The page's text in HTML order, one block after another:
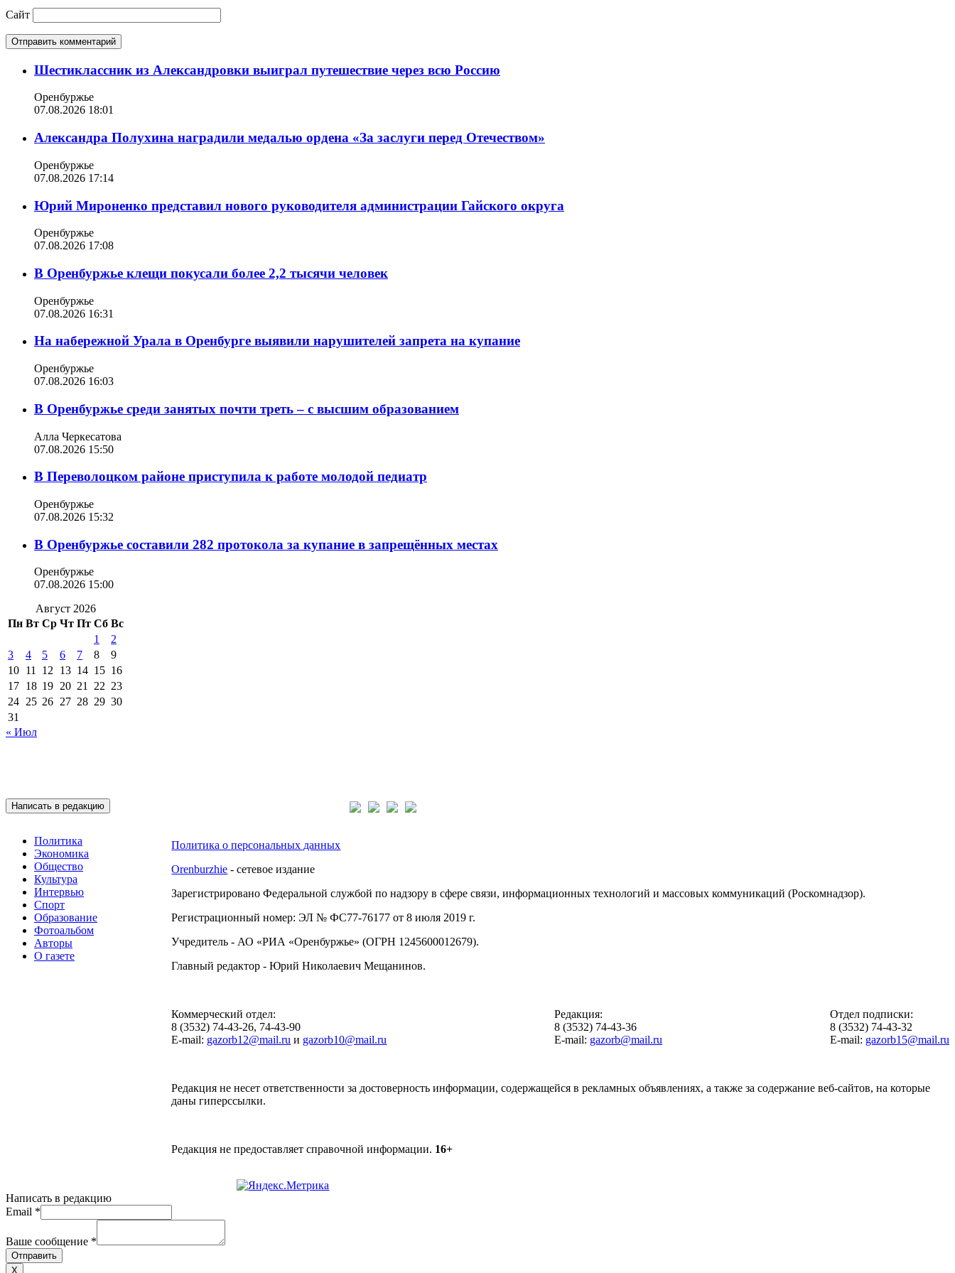
Сайт
Шестиклассник из Александровки выиграл путешествие через всю Россию
Оренбуржье
07.08.2026 18:01
Александра Полухина наградили медалью ордена «За заслуги перед Отечеством»
Оренбуржье
07.08.2026 17:14
Юрий Мироненко представил нового руководителя администрации Гайского округа
Оренбуржье
07.08.2026 17:08
В Оренбуржье клещи покусали более 2,2 тысячи человек
Оренбуржье
07.08.2026 16:31
На набережной Урала в Оренбурге выявили нарушителей запрета на купание
Оренбуржье
07.08.2026 16:03
В Оренбуржье среди занятых почти треть – с высшим образованием
Алла Черкесатова
07.08.2026 15:50
В Переволоцком районе приступила к работе молодой педиатр
Оренбуржье
07.08.2026 15:32
В Оренбуржье составили 282 протокола за купание в запрещённых местах
Оренбуржье
07.08.2026 15:00
Август 2026
Пн Вт Ср Чт Пт Сб Вс
1
2
3
4 5 6 7 8
9
10 11 12 13 14 15 16
17 18 19 20 21 22 23
24 25 26 27 28 29 30
31
« Июл
Написать в редакцию
Политика
Экономика
Общество
Культура
Интервью
Спорт
Образование
Фотоальбом
Авторы
О газете
Политика о персональных данных
Orenburzhie - сетевое издание
Зарегистрировано Федеральной службой по надзору в сфере связи, информационных технологий и массовых коммуникаций (Роскомнадзор).
Регистрационный номер: ЭЛ № ФС77-76177 от 8 июля 2019 г.
Учредитель - АО «РИА «Оренбуржье» (ОГРН 1245600012679).
Главный редактор - Юрий Николаевич Мещанинов.
Коммерческий отдел:
8 (3532) 74-43-26, 74-43-90
E-mail: gazorb12@mail.ru и gazorb10@mail.ru
Редакция:
8 (3532) 74-43-36
E-mail: gazorb@mail.ru
Отдел подписки:
8 (3532) 74-43-32
E-mail: gazorb15@mail.ru
Редакция не несет ответственности за достоверность информации, содержащейся в рекламных объявлениях, а также за содержание веб-сайтов, на которые
даны гиперссылки.
Редакция не предоставляет справочной информации. 16+
Написать в редакцию
Email *
Ваше сообщение *
Отправить
X